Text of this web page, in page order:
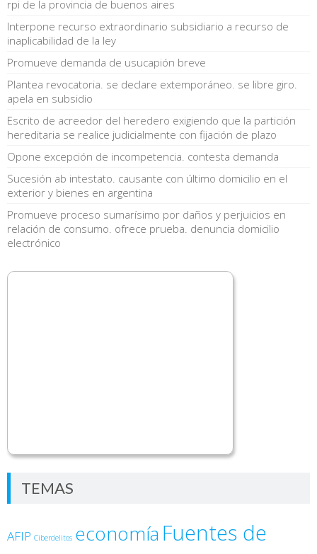
rpi de la provincia de buenos aires
Interpone recurso extraordinario subsidiario a recurso de
inaplicabilidad de la ley
Promueve demanda de usucapión breve
Plantea revocatoria. se declare extemporáneo. se libre giro.
apela en subsidio
Escrito de acreedor del heredero exigiendo que la partición
hereditaria se realice judicialmente con fijación de plazo
Opone excepción de incompetencia. contesta demanda
Sucesión ab intestato. causante con último domicilio en el
exterior y bienes en argentina
Promueve proceso sumarísimo por daños y perjuicios en
relación de consumo. ofrece prueba. denuncia domicilio
electrónico
TEMAS
AFIP Ciberdelitos economía Fuentes de